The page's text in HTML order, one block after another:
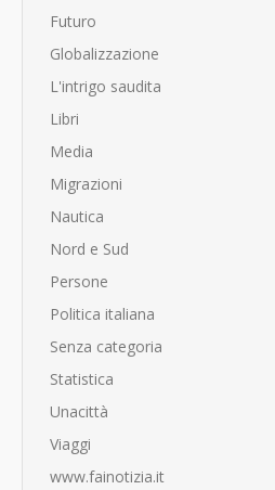
Futuro
Globalizzazione
L'intrigo saudita
Libri
Media
Migrazioni
Nautica
Nord e Sud
Persone
Politica italiana
Senza categoria
Statistica
Unacittà
Viaggi
www.fainotizia.it